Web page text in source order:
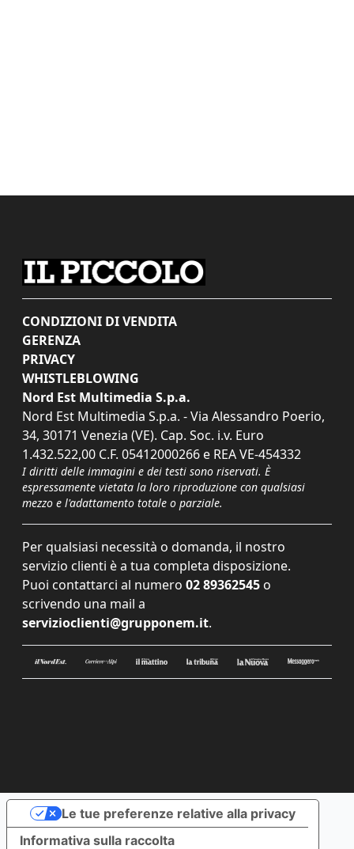
CONDIZIONI DI VENDITA
GERENZA
PRIVACY
WHISTLEBLOWING
Nord Est Multimedia S.p.a.
Nord Est Multimedia S.p.a. - Via Alessandro Poerio,
34, 30171 Venezia (VE). Cap. Soc. i.v. Euro
1.432.522,00 C.F. 05412000266 e REA VE-454332
I diritti delle immagini e dei testi sono riservati. È
espressamente vietata la loro riproduzione con qualsiasi
mezzo e l'adattamento totale o parziale.
Per qualsiasi necessità o domanda, il nostro
servizio clienti è a tua completa disposizione.
Puoi contattarci al numero 02 89362545 o
scrivendo una mail a
servizioclienti@grupponem.it.
Informativa sulla raccolta
Le tue preferenze relative alla privacy